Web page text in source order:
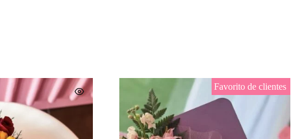
Favorito de clientes